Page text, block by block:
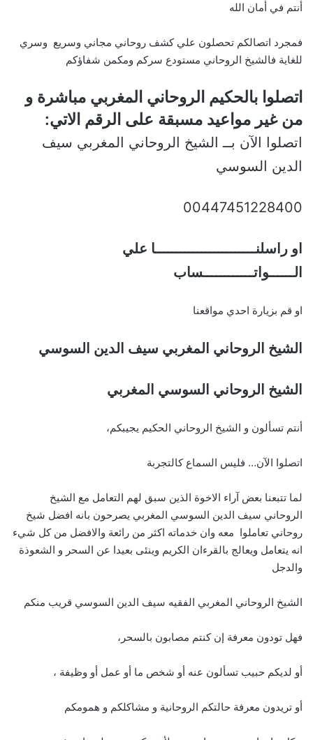
أنتم في أمان الله
فمجرد اتصالكم تحصلون علي كشف روحاني مجاني وسريع وسري
للغاية فالشيخ الروحاني مستودع سركم ومكمن شفاؤكم
اتصلوا بالحكيم الروحاني المغربي مباشرة و
من غير مواعيد مسبقة على الرقم الاتي:
اتصلوا الآن بــ الشيخ الروحاني المغربي سيف
الدين السوسي
00447451228400
او راسلنــــــــــــــــــــــــا علي
الــــــواتــــــــــــساب
او قم بزيارة احدي مواقعنا
الشيخ الروحاني المغربي سيف الدين السوسي
الشيخ الروحاني السوسي المغربي
أنتم تسألون و الشيخ الروحاني الحكيم يجيبكم،
اتصلوا الآن… فليس السماع كالتجربة
لما تتبعنا بعض آراء الاخوة الذين سبق لهم التعامل مع الشيخ
الروحاني سيف الدين السوسي المغربي يصرحون بانه افضل شيخ
روحاني تعاملوا معه وان خدماته اكثر من رائعة والافضل من كل شيء
انه يتعامل ويعالج بالقرءان الكريم وينئى بعيدا عن السحر و الشعوذة
والدجل
الشيخ الروحاني المغربي الفقيه سيف الدين السوسي قريب منكم
فهل تودون معرفة إن كنتم مصابون بالسحر،
أو لديكم حبيب تسألون عنه أو شخص ما أو عمل أو وظيفة ،
أو تريدون معرفة حالتكم الروحانية و مشاكلكم و همومكم